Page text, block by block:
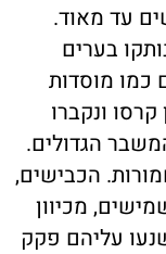
עד מאוד.
בערים
כמו מוסדות
ונקברו
הגדולים.
הכבישים,
מכיוון
עליהם פקק